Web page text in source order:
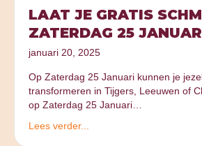
LAAT JE GRATIS
ZATERDAG 25
januari 20, 2025
Op Zaterdag 25 Januari kunnen je
transformeren in Tijgers, Leeuwen of
op Zaterdag 25 Januari…
Lees verder...